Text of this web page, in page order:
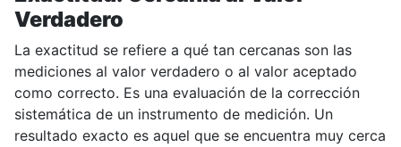
Verdadero
La exactitud se refiere a qué tan cercanas son las
mediciones al valor verdadero o al valor aceptado
como correcto. Es una evaluación de la corrección
sistemática de un instrumento de medición. Un
resultado exacto es aquel que se encuentra muy cerca